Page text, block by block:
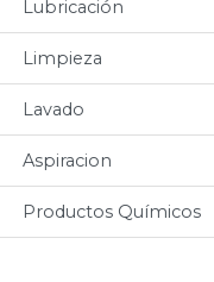
Lubricación
Limpieza
Lavado
Aspiracion
Productos Químicos